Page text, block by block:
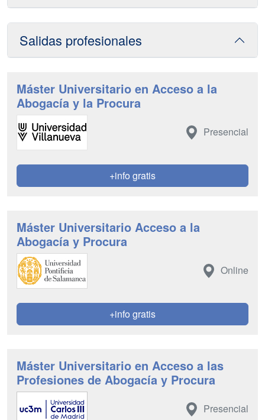
Salidas profesionales
Máster Universitario en Acceso a la
Abogacía y la Procura
Presencial
+info gratis
Máster Universitario Acceso a la
Abogacía y Procura
Online
+info gratis
Máster Universitario en Acceso a las
Profesiones de Abogacía y Procura
Presencial